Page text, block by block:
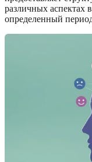
различных аспектах
определенный